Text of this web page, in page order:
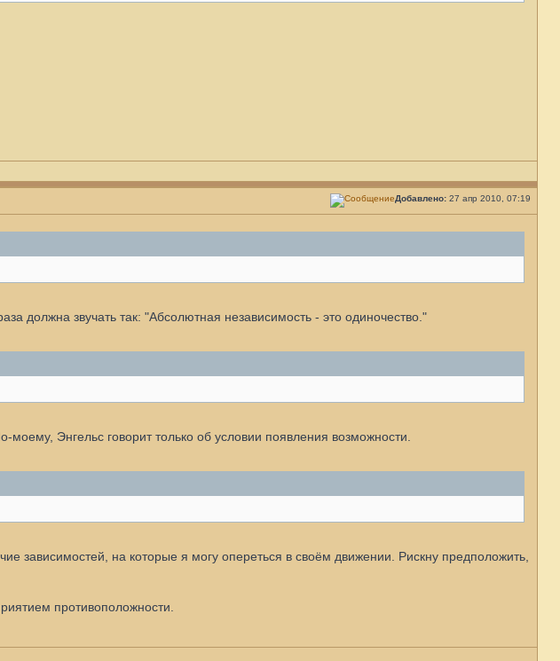
Добавлено: 27 апр 2010, 07:19
должна звучать так: "Абсолютная независимость - это одиночество."
Энгельс говорит только об условии появления возможности.
на которые я могу опереться в своём движении. Рискну предположить,
противоположности.